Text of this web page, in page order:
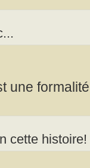
une
cette histoire!